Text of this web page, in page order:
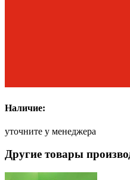
Наличие:
уточните у менеджера
Другие товары